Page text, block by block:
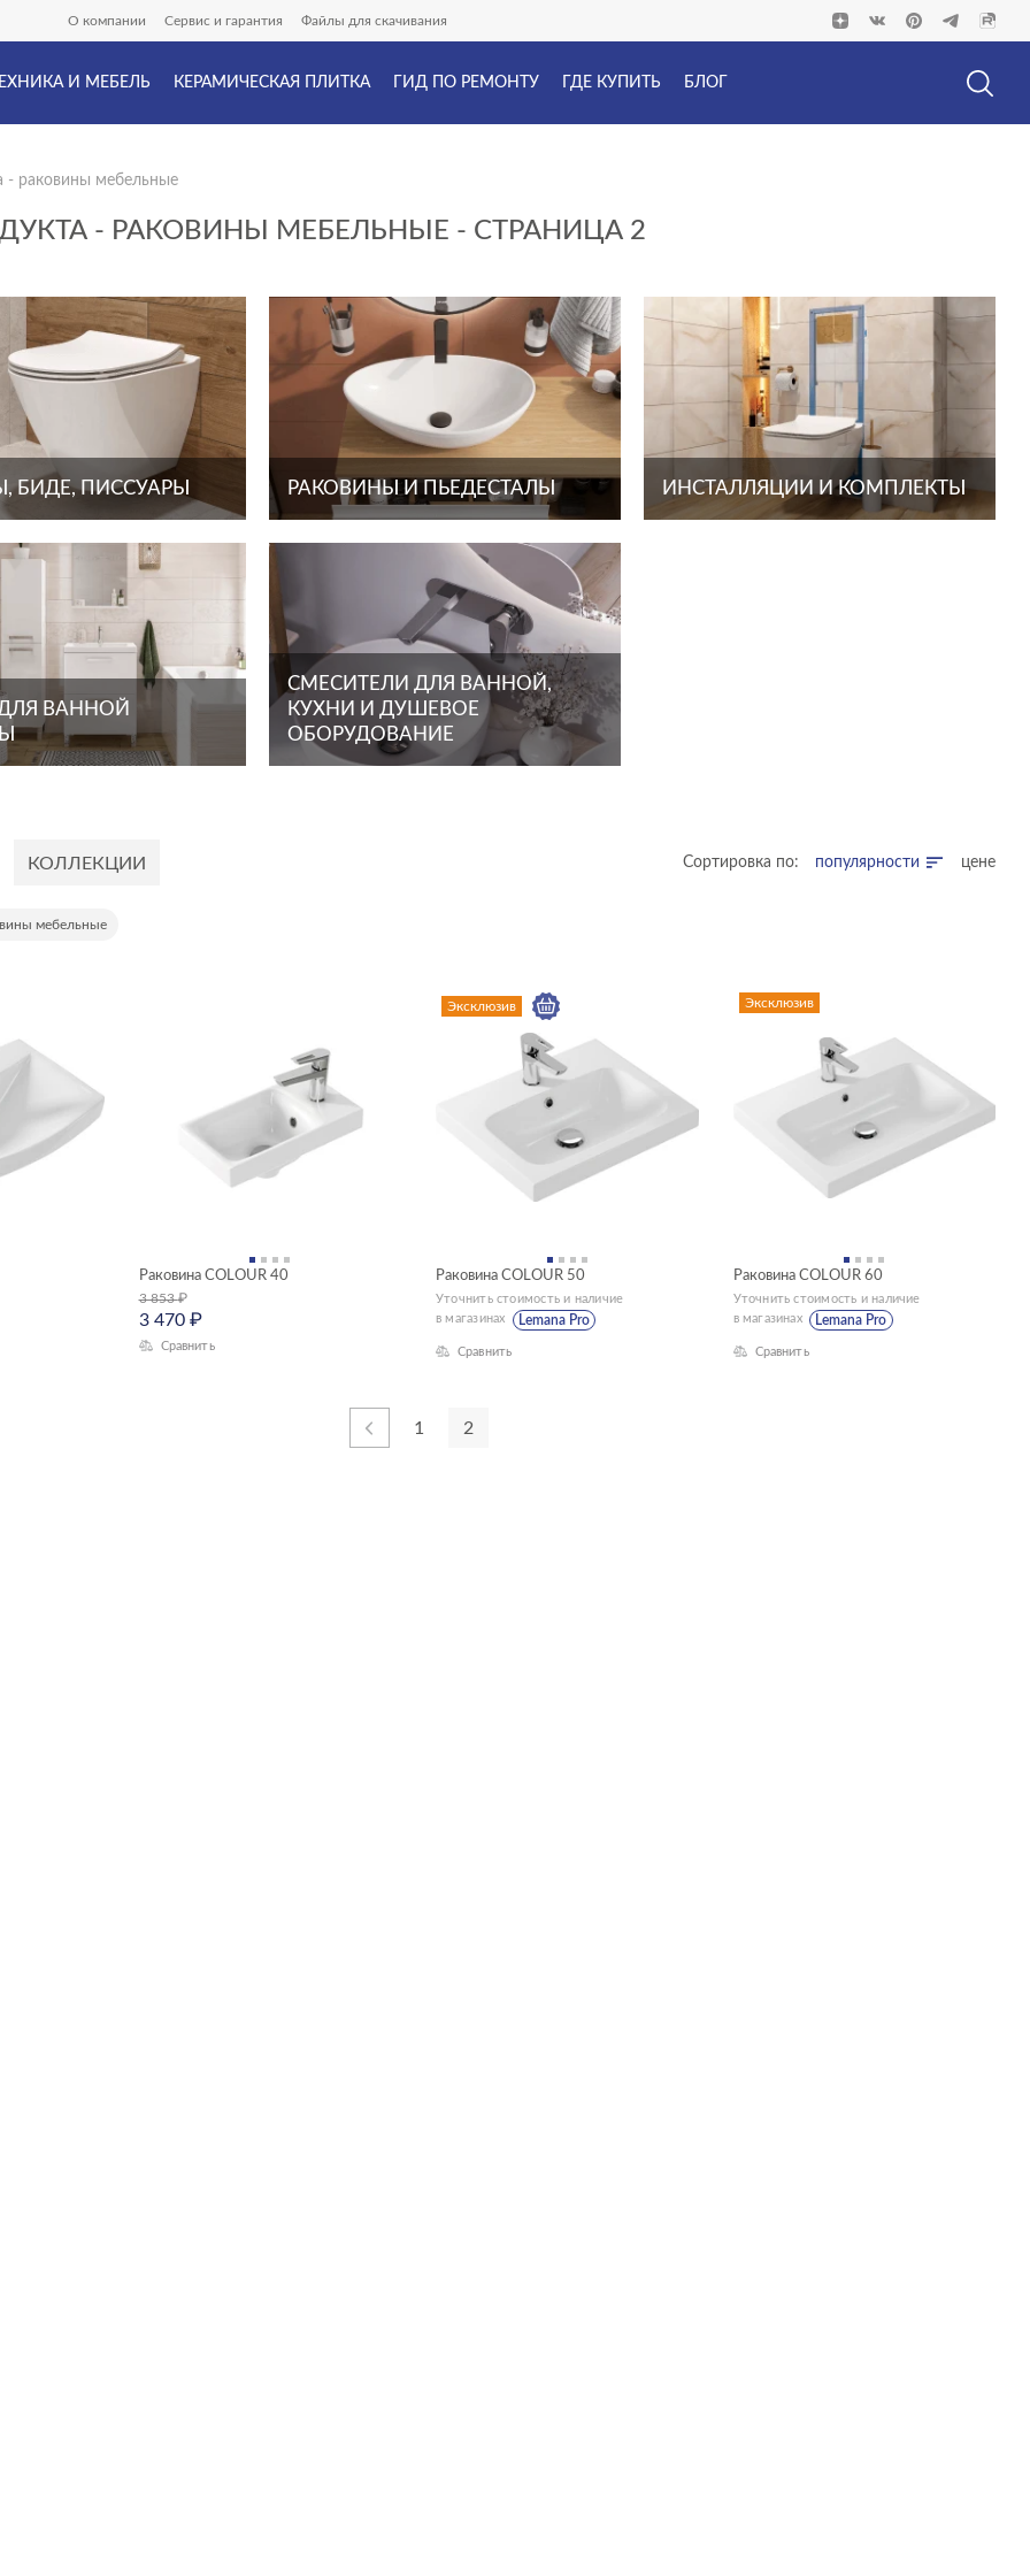
О компании Сервис и гарантия Файлы для скачивания
И МЕБЕЛЬ КЕРАМИЧЕСКАЯ ПЛИТКА ГИД ПО РЕМОНТУ ГДЕ КУПИТЬ БЛОГ
- раковины мебельные
- РАКОВИНЫ МЕБЕЛЬНЫЕ - СТРАНИЦА 2
БИДЕ, ПИССУАРЫ РАКОВИНЫ И ПЬЕДЕСТАЛЫ ИНСТАЛЛЯЦИИ И КОМПЛЕКТЫ
ВАННОЙ
СМЕСИТЕЛИ ДЛЯ ВАННОЙ,
КУХНИ И ДУШЕВОЕ
ОБОРУДОВАНИЕ
КОЛЛЕКЦИИ Сортировка по: популярности цене
мебельные
Раковина COLOUR 40
3 853₽
3 470 ₽
Сравнить
Эксклюзив
Раковина COLOUR 50
Уточнить стоимость и наличие
в магазинах
Lemana Pro
Сравнить
Эксклюзив
Раковина COLOUR 60
Уточнить стоимость и наличие
в магазинах
Lemana Pro
Сравнить
1 2